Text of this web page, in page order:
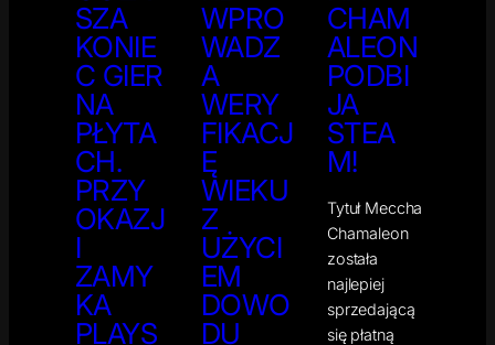
SZA
KONIE
C GIER
NA
PŁYTA
CH.
PRZY
OKAZJ
I
ZAMY
KA
PLAYS
WPRO
WADZ
A
WERY
FIKACJ
Ę
WIEKU
Z
UŻYCI
EM
DOWO
DU
CHAM
ALEON
PODBI
JA
STEA
M!
Tytuł Meccha
Chamaleon
została
najlepiej
sprzedającą
się płatną